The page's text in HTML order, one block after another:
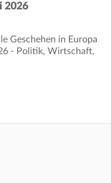
2026
Geschehen in Europa
- Politik, Wirtschaft,